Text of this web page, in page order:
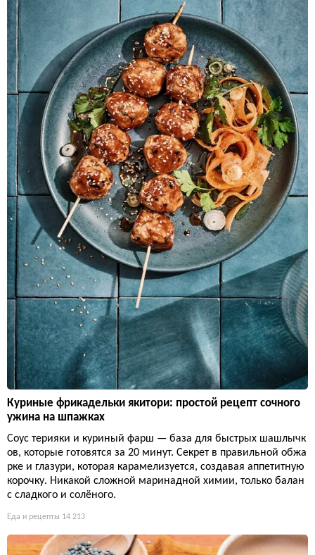
Куриные фрикадельки якитори: простой рецепт сочного
ужина на шпажках
Соус терияки и куриный фарш — база для быстрых шашлычк
ов, которые готовятся за 20 минут. Секрет в правильной обжа
рке и глазури, которая карамелизуется, создавая аппетитную
корочку. Никакой сложной маринадной химии, только балан
с сладкого и солёного.
Еда и рецепты 14 213